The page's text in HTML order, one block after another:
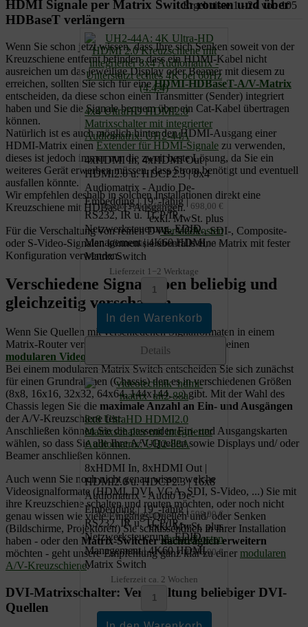
HDMI Signale per Matrix Switch routen und über
HDBaseT verlängern
Wenn Sie schon jetzt wissen, dass Ihre sich Senken soweit von der
Kreuzschiene entfernt befinden, dass ein HDMI-Kabel nicht
ausreichen um das jeweilige Display oder Beamer mit diesem zu
erreichen, sollten Sie sich für eineHDMI-HDBaseT-A/V-Matrix
entscheiden, da diese schon einen Transmitter (Sender) integriert
haben und Sie die Signale bequem über ein Cat-Kabel übertragen
können.
Natürlich ist es auch möglich hinter den HDMI-Ausgang einer
HDMI-Matrix einen Extender für HDMI-Signale zu verwenden,
dieses ist jedoch immer nur die zweit beste Lösung, da Sie ein
weiteres Gerät erwerben müssen, dass Strom benötigt und eventuell
ausfallen könnte.
Wir empfehlen deshalb in solchen Installationen direkt eine
Kreuzschiene mit HDBaseT- Ausgängen.
Für die Verschaltung von reinen DVI-, VGA-, SDI-, Composite-
oder S-Video-Signalen können sie ebenfalls eine Matrix mit fester
Konfiguration verwenden.
Verschiedene Signaltypen beliebig und
gleichzeitig verschalten
Wenn Sie Quellen mit verschiedenen Signalformaten in einem
Matrix-Router verschalten möchten, benötigen Sie einen
modularen Video-Matrixschalter.
Bei einem modularen Matrix Switch entscheiden Sie sich zunächst
für einen Grundrahmen (Chassis) den es in verschiedenen Größen
(8x8, 16x16, 32x32, 64x64, 144x144, ...) gibt. Mit der Wahl des
Chassis legen Sie die maximale Anzahl an Ein- und Ausgängen
der A/V-Kreuzschiene fest.
Anschließen können Sie die passenden Ein- und Ausgangskarten
wählen, so dass Sie alle Ihre A/V-Quellen sowie Displays und/ oder
Beamer anschließen können.
Auch wenn Sie noch nicht genau wissen welche
Videosignalformate (HDMI, DVI, VGA, SDI, S-Video, ...) Sie mit
ihre Kreuzschiene schalten und routen möchten, oder noch nicht
genau wissen wie viele Eingangs-Quellen und/ oder Senken
(Bildschirme, Projektoren) Sie schlussendlich in ihrer Installation
haben - oder den Matrix-Switcher nachträglich erweitern
möchten - geht unsere Empfehlung ganz klar zu einer modularen
A/V-Kreuzschiene.
DVI-Matrixschalter: Verschaltung beliebiger DVI-
Quellen
Ergebnisse 1 - 24 von 105
4x4 UltraHD HDMI2.0
Matrixschalter mit integrierter
Audiomatrix: UH2-44A
4xHDMI In, 4xHDMI Out |
HDMI2.0 u. HDCP2.3 | 8x4
Audiomatrix - Audio De-
Embedding | 19"-fähig |
RS232, IR u. TCP/IP -
Netzwerksteuerung, EDID
Management | 4K60 HDMI
Matrix Switch
Brutto-Verkaufspreis: 698,00 €
exkl. MwSt. plus
Versandkosten
Netto-Preis: 698,00 €
Lieferzeit 1−2 Werktage
Details
8x8 UltraHD HDMI2.0
Matrixschalter mit integrierter
Audiomatrix: UH2-88A
8xHDMI In, 8xHDMI Out |
HDMI2.0 u. HDCP2.3 | 16x8
Audiomatrix - Audio De-
Embedding | 19"-fähig |
RS232, IR u. TCP/IP -
Netzwerksteuerung, EDID
Management | 4K60 HDMI
Matrix Switch
Brutto-Verkaufspreis: 1598,00 €
exkl. MwSt. plus
Versandkosten
Netto-Preis: 1598,00 €
Lieferzeit ca. 2 Wochen